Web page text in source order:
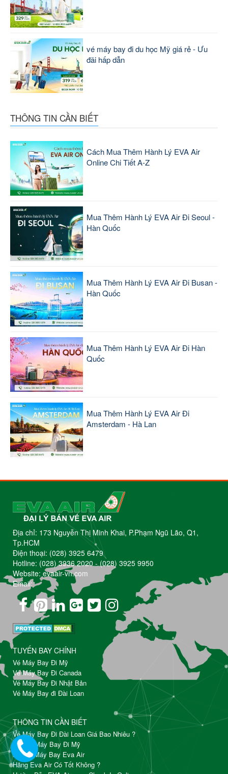
vé máy bay đi du học Mỹ giá rẻ - Ưu
đãi hấp dẫn
THÔNG TIN CẦN BIẾT
Cách Mua Thêm Hành Lý EVA Air
Online Chi Tiết A-Z
Mua Thêm Hành Lý EVA Air Đi Seoul -
Hàn Quốc
Mua Thêm Hành Lý EVA Air Đi Busan -
Hàn Quốc
Mua Thêm Hành Lý EVA Air Đi Hàn
Quốc
Mua Thêm Hành Lý EVA Air Đi
Amsterdam - Hà Lan
Địa chỉ: 173 Nguyễn Thị Minh Khai, P.Phạm Ngũ Lão, Q1,
Tp.HCM
Điện thoại: (028) 3925 6479
Hotline: (028) 3936 2020-(028) 3925 9950
Website: evaair-vn.com
Email:
TUYẾN BAY CHÍNH
Vé Máy Bay Đi Mỹ
Vé Máy Bay Đi Canada
Vé Máy Bay Đi Nhật Bản
Vé Máy Bay đi Đài Loan
THÔNG TIN CẦN BIẾT
Vé Máy Bay Đi Đài Loan Giá Bao Nhiêu ?
Đặt Vé Máy Bay Đi Mỹ
Đổi Vé Máy Bay Eva Air
Hãng Eva Air Có Tốt Không ?